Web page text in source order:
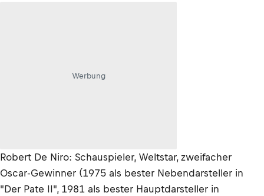
Werbung
Robert De Niro: Schauspieler, Weltstar, zweifacher
Oscar-Gewinner (1975 als bester Nebendarsteller in
"Der Pate II", 1981 als bester Hauptdarsteller in